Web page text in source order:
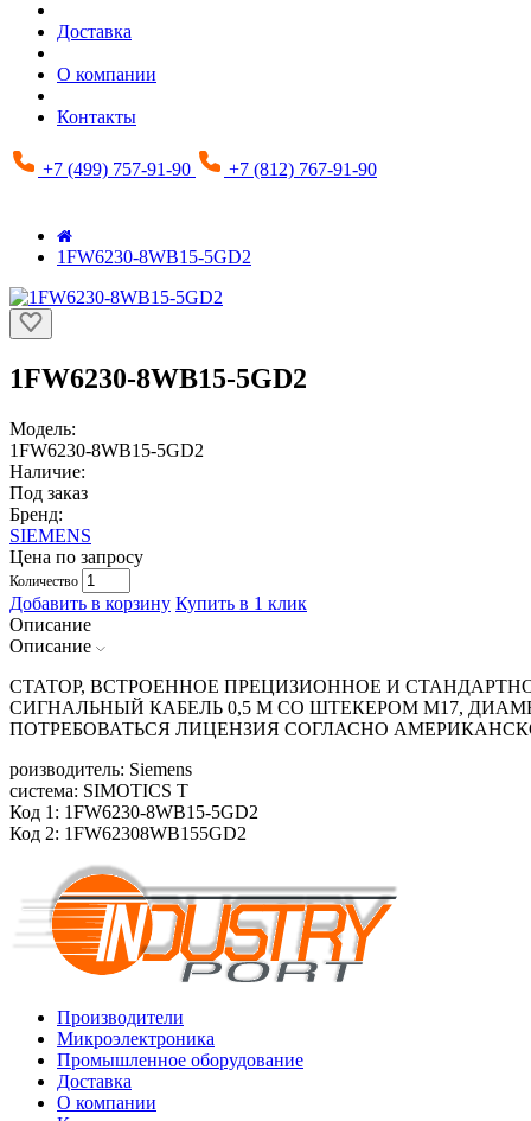
Доставка
О компании
Контакты
+7 (499) 757-91-90 +7 (812) 767-91-90
1FW6230-8WB15-5GD2
1FW6230-8WB15-5GD2
Модель:
1FW6230-8WB15-5GD2
Наличие:
Под заказ
Бренд:
SIEMENS
Цена по запросу
Количество
Добавить в корзину Купить в 1 клик
Описание
Описание
СТАТОР, ВСТРОЕННОЕ ПРЕЦИЗИОННОЕ И
СИГНАЛЬНЫЙ КАБЕЛЬ 0,5 М СО ШТЕКЕРОМ М17,
ПОТРЕБОВАТЬСЯ ЛИЦЕНЗИЯ СОГЛАСНО
роизводитель: Siemens
система: SIMOTICS T
Код 1: 1FW6230-8WB15-5GD2
Код 2: 1FW62308WB155GD2
Производители
Микроэлектроника
Промышленное оборудование
Доставка
О компании